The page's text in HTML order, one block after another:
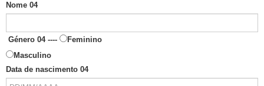
Nome 04
Género 04 ----
Feminino
Masculino
Data de nascimento 04